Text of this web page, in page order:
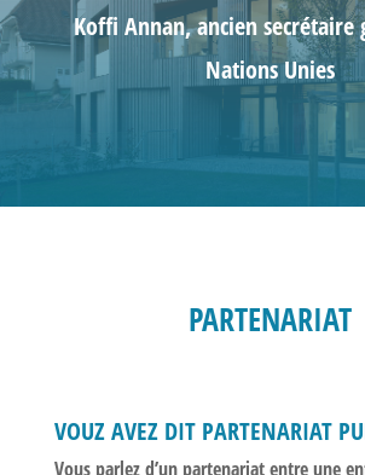
Koffi Annan, ancien secrétaire
Nations Unies
PARTENARIAT
VOUZ AVEZ DIT PARTENARIAT
Vous parlez d’un partenariat entreune